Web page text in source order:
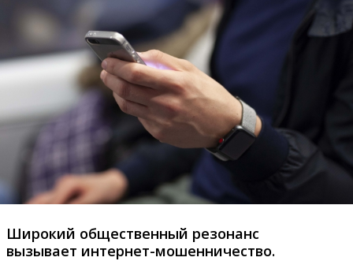
Широкий общественный резонанс
вызывает интернет-мошенничество.